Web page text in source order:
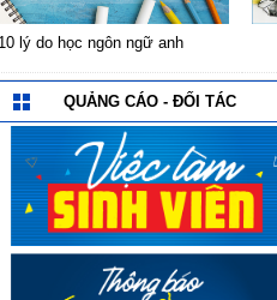
Liên kết liên thông đại học
QUẢNG CÁO - ĐỐI TÁC